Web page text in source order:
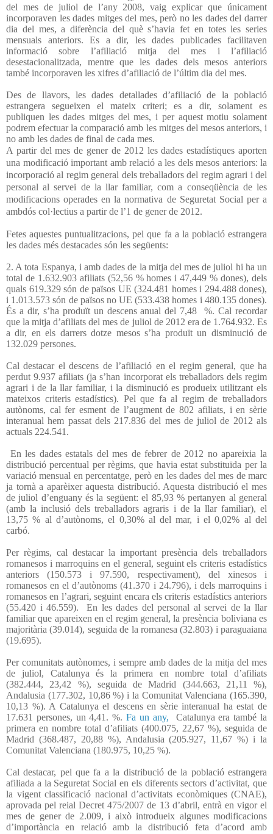
del mes de juliol de l’any 2008, vaig explicar que únicament
incorporaven les dades mitges del mes, però no les dades del darrer
dia del mes, a diferència del què s’havia fet en totes les series
mensuals anteriors. Es a dir, les dades publicades facilitaven
informació sobre l’afiliació mitja del mes i l’afiliació
desestacionalitzada, mentre que les dades dels mesos anteriors
també incorporaven les xifres d’afiliació de l’últim dia del mes.
Des de llavors, les dades detallades d’afiliació de la població
estrangera segueixen el mateix criteri; es a dir, solament es
publiquen les dades mitges del mes, i per aquest motiu solament
podrem efectuar la comparació amb les mitges del mesos anteriors, i
no amb les dades de final de cada mes.
A partir del mes de gener de 2012 les dades estadístiques aporten
una modificació important amb relació a les dels mesos anteriors: la
incorporació al regim general dels treballadors del regim agrari i del
personal al servei de la llar familiar, com a conseqüència de les
modificacions operades en la normativa de Seguretat Social per a
ambdós col·lectius a partir de l’1 de gener de 2012.
Fetes aquestes puntualitzacions, pel que fa a la població estrangera
les dades més destacades són les següents:
2. A tota Espanya, i amb dades de la mitja del mes de juliol hi ha un
total de 1.632.903 afiliats (52,56 % homes i 47,449 % dones), dels
quals 619.329 són de països UE (324.481 homes i 294.488 dones),
i 1.013.573 són de països no UE (533.438 homes i 480.135 dones).
És a dir, s’ha produït un descens anual del 7,48
%. Cal recordar
que la mitja d’afiliats del mes de juliol de 2012 era de 1.764.932. Es
a dir, en els darrers dotze mesos s’ha produït un disminució de
132.029 persones.
Cal destacar el descens de l’afiliació en el regim general, que ha
perdut 9.937 afiliats (ja s’han incorporat els treballadors dels regim
agrari i de la llar familiar, i la disminució es produeix utilitzant els
mateixos criteris estadístics). Pel que fa al regim de treballadors
autònoms, cal fer esment de l’augment de 802 afiliats, i en sèrie
interanual hem passat dels 217.836 del mes de juliol de 2012 als
actuals 224.541.
En les dades estatals del mes de febrer de 2012 no apareixia la
distribució percentual per règims, que havia estat substituïda per la
variació mensual en percentatge, però en les dades del mes de marc
ja tornà a aparèixer aquesta distribució. Aquesta distribució el mes
de juliol d’enguany és la següent: el 85,93 % pertanyen al general
(amb la inclusió dels treballadors agraris i de la llar familiar), el
13,75 % al d’autònoms, el 0,30% al del mar, i el 0,02% al del
carbó.
Per règims, cal destacar la important presència dels treballadors
romanesos i marroquins en el general, seguint els criteris estadístics
anteriors (150.573 i 97.590, respectivament), del xinesos i
romanesos en el d’autònoms (41.370 i 24.796), i dels marroquins i
romanesos en l’agrari, seguint encara els criteris estadístics anteriors
(55.420 i 46.559).
En les dades del personal al servei de la llar
familiar que apareixen en el regim general, la presència boliviana es
majoritària (39.014), seguida de la romanesa (32.803) i paraguaiana
(19.695).
Per comunitats autònomes, i sempre amb dades de la mitja del mes
de juliol, Catalunya és la primera en nombre total d’afiliats
(382.444, 23,42 %), seguida de Madrid (344.663, 21,11 %),
Andalusia (177.302, 10,86 %) i la Comunitat Valenciana (165.390,
10,13 %). A Catalunya el descens en sèrie interanual ha estat de
17.631 persones, un 4,41. %.Fa un any,
Catalunya era també la
primera en nombre total d’afiliats (400.075, 22,67 %), seguida de
Madrid (368.487, 20,88 %), Andalusia (205.927, 11,67 %) i la
Comunitat Valenciana (180.975, 10,25 %).
Cal destacar, pel que fa a la distribució de la població estrangera
afiliada a la Seguretat Social en els diferents sectors d’activitat, que
la vigent classificació nacional d’activitats econòmiques (CNAE),
aprovada pel reial Decret 475/2007 de 13 d’abril, entrà en vigor el
mes de gener de 2.009, i això introdueix algunes modificacions
d’importància en relació amb la distribució feta d’acord amb